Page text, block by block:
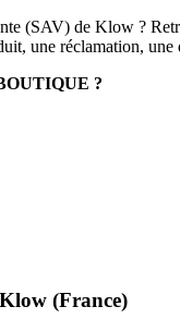
(SAV) de Klow ?
une réclamation,
?
Klow (France)